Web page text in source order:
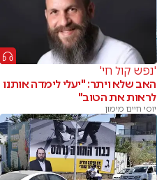
'נפש קול חי'
האב שלא ויתר: "יעלי לימדה אותנו
לראות את הטוב"
יוסי חיים מימון